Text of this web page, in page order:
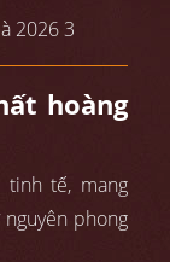
hoàng
tế, mang
phong